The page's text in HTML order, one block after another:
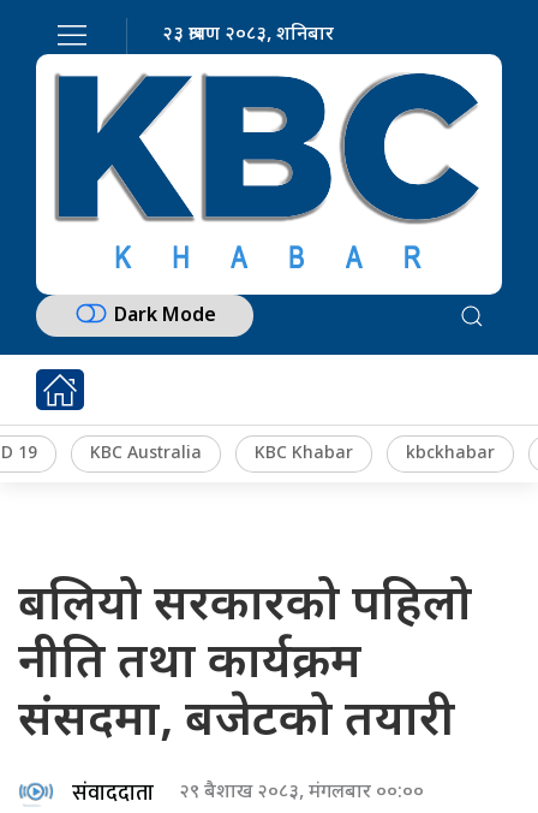
२३ श्रावण २०८३, शनिबार
Dark Mode
19 KBC Australia KBC Khabar kbckhabar
बलियो सरकारको पहिलो
नीति तथा कार्यक्रम
संसदमा, बजेटको तयारी
संवाददाता २९ बैशाख २०८३, मंगलबार ००:००